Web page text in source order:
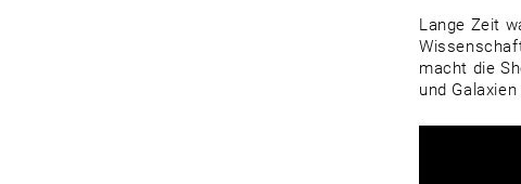
Lange Zeit
macht die
und